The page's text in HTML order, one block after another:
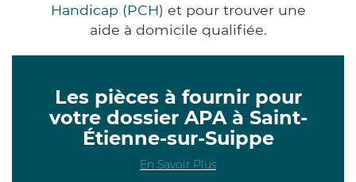
Handicap (PCH) et pour trouver une
aide à domicile qualifiée.
Les pièces à fournir pour
votre dossier APA à Saint-
Étienne-sur-Suippe
En Savoir Plus